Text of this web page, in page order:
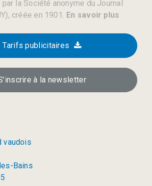
la Société anonyme du Journal
créée en 1901. En savoir plus
Tarifs publicitaires
à la newsletter
vaudois
Bains